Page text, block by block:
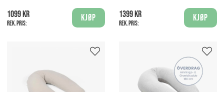
1099 kr
Rek. pris:
Kjøp
1399 kr
Rek. pris:
Kjøp